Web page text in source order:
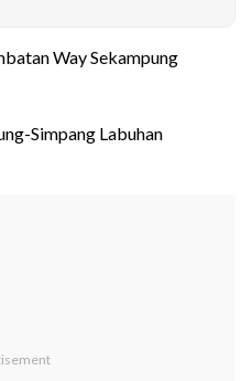
Way Sekampung
Simpang Labuhan